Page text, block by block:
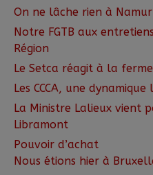
On ne lâche rien à
Notre FGTB aux
Région
Le Setca réagit à la
Les CCCA, une
La Ministre Lalieux vient
Libramont
Pouvoir d’achat
Nous étions hier à